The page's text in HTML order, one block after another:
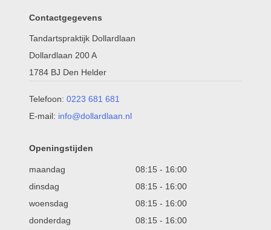
Contactgegevens
Tandartspraktijk Dollardlaan
Dollardlaan 200 A
1784 BJ Den Helder
Telefoon: 0223 681 681
E-mail: info@dollardlaan.nl
Openingstijden
maandag 08:15 - 16:00
dinsdag
08:15 - 16:00
woensdag
08:15 - 16:00
donderdag
08:15 - 16:00